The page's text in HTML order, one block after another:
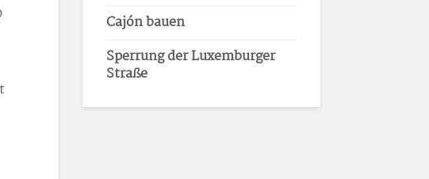
Cajón bauen
Sperrung der Luxemburger
Straße